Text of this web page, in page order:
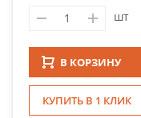
шт
В КОРЗИНУ
КУПИТЬ В 1 КЛИК